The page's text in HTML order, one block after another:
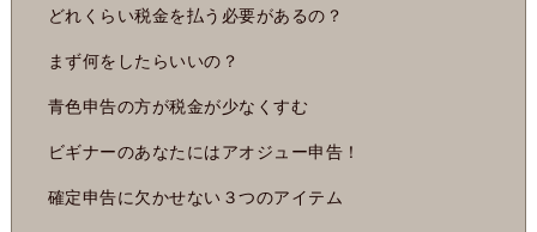
どれくらい税金を払う必要があるの？
まず何をしたらいいの？
青色申告の方が税金が少なくすむ
ビギナーのあなたにはアオジュー申告！
確定申告に欠かせない３つのアイテム